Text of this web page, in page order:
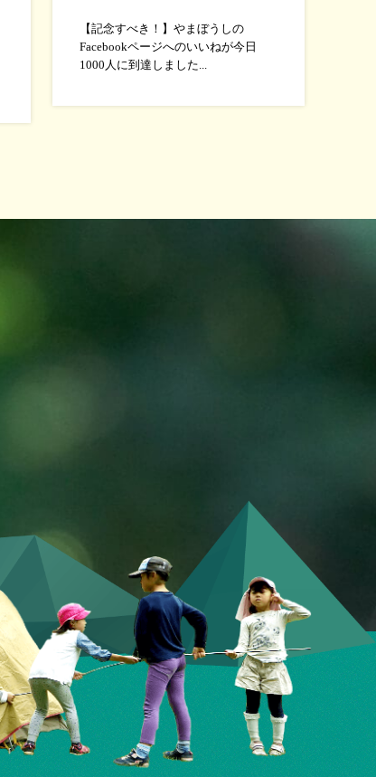
【記念すべき！】やまぼうしの
Facebookページへのいいねが今日
1000人に到達しました...